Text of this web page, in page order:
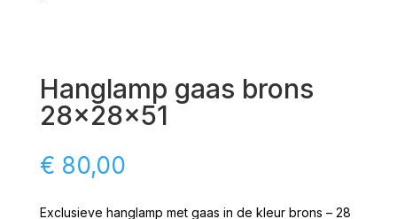
Hanglamp gaas brons
28x28x51
€ 80,00
Exclusieve hanglamp met gaas in de kleur brons – 28